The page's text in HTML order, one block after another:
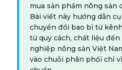
mua sản phẩm nông sản
Bài viết này hướng dẫn
chuyển đổi bao bì từ
từ quy cách, chất liệu
nghiệp nông sản Việt
vào chuỗi phân phối chỉ